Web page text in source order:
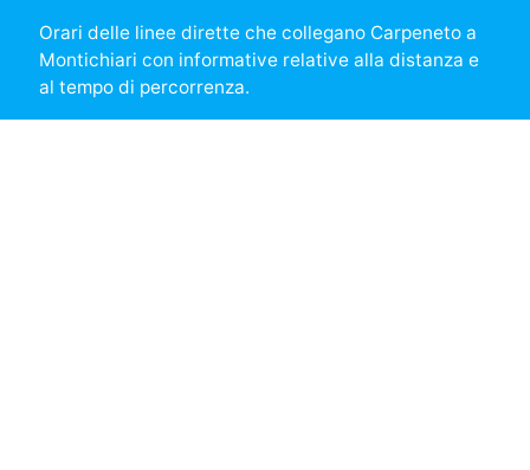
Orari delle linee dirette che collegano Carpeneto a
Montichiari con informative relative alla distanza e
al tempo di percorrenza.